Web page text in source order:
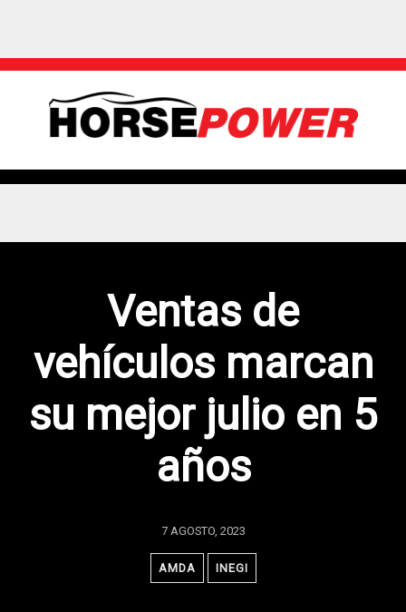
Ventas de
vehículos marcan
su mejor julio en 5
años
7 AGOSTO, 2023
AMDA INEGI